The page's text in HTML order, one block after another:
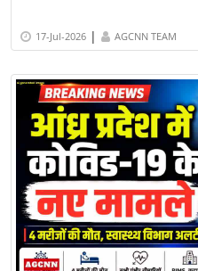
17-Jul-2026 | AGCNN TEAM